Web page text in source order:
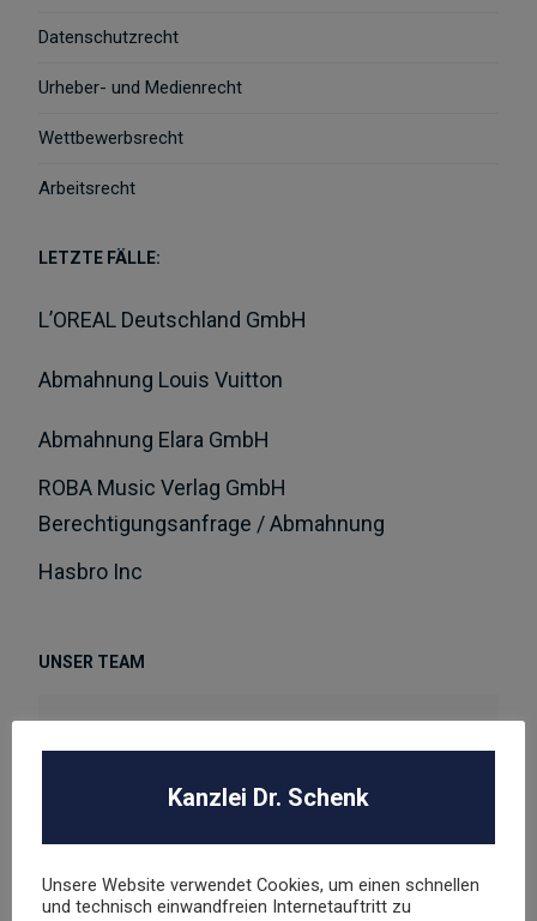
Datenschutzrecht
Urheber- und Medienrecht
Wettbewerbsrecht
Arbeitsrecht
LETZTE FÄLLE:
L’OREAL Deutschland GmbH
Abmahnung Louis Vuitton
Abmahnung Elara GmbH
ROBA Music Verlag GmbH
Berechtigungsanfrage / Abmahnung
Hasbro Inc
UNSER TEAM
Dr. Stephan Schenk
Rechtsanwalt und Fachanwalt für gewerblichen
Rechtsschutz
Kanzlei Dr. Schenk
Unsere Website verwendet Cookies, um einen schnellen
und technisch einwandfreien Internetauftritt zu